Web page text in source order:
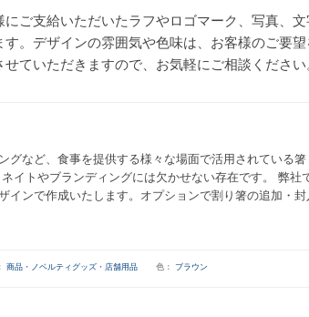
ご支給いただいたラフやロゴマーク、写真、
。デザインの雰囲気や色味は、お客様のご要望
ていただきますので、お気軽にご相談ください
グなど、食事を提供する様々な場面で活用されている箸
イトやブランディングには欠かせない存在です。 弊社
インで作成いたします。オプションで割り箸の追加・封
商品・ノベルティグッズ・店舗用品 色： ブラウン